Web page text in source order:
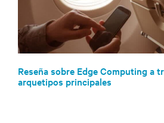
Reseña sobre Edge Computing a
arquetipos principales